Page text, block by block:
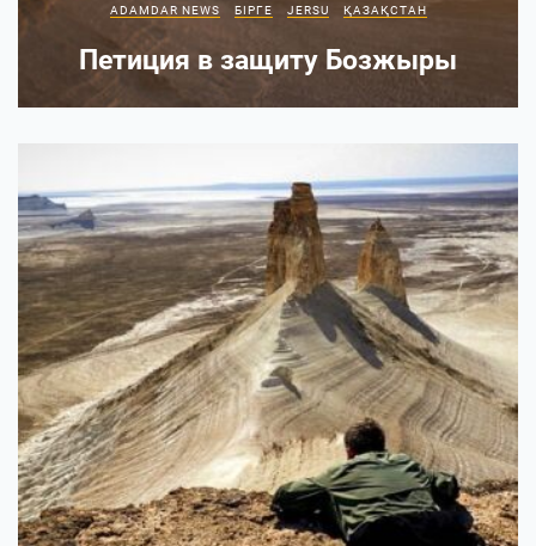
ADAMDAR NEWS БІРГЕ JERSU ҚАЗАҚСТАН
Петиция в защиту Бозжыры